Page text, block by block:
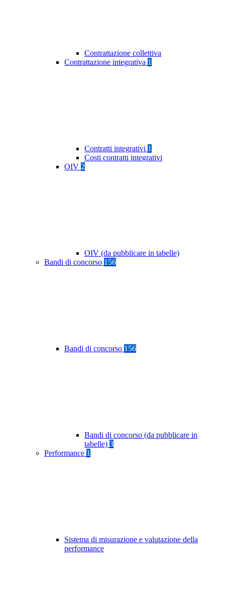
Contrattazione collettiva
Contrattazione integrativa 1
Contratti integrativi 1
Costi contratti integrativi
OIV 2
OIV (da pubblicare in tabelle)
Bandi di concorso 156
Bandi di concorso 156
Bandi di concorso (da pubblicare in
tabelle) 3
Performance 1
Sistema di misurazione e valutazione della
performance